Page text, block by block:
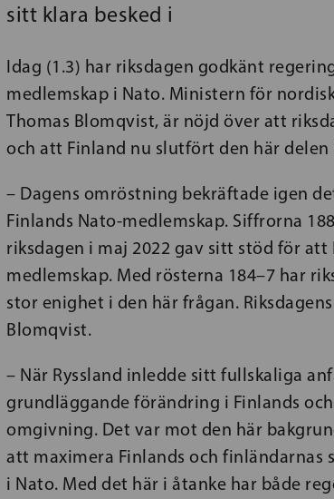
sitt klara besked i
Idag (1.3) har riksdagen godkänt
medlemskap i Nato. Ministern för
Thomas Blomqvist, är nöjd över att
och att Finland nu slutfört den här
– Dagens omröstning bekräftade igen
Finlands Nato-medlemskap. Siffrorna
riksdagen i maj 2022 gav sitt stöd för att
medlemskap. Med rösterna 184–7 har
stor enighet i den här frågan.
Blomqvist.
– När Ryssland inledde sitt fullskaliga
grundläggande förändring i Finlands
omgivning. Det var mot den här
att maximera Finlands och finländarnas
i Nato. Med det här i åtanke har både